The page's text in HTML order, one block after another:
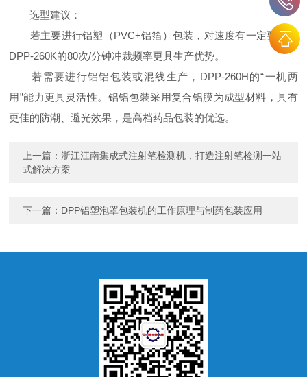
选型建议：
若主要进行铝塑（PVC+铝箔）包装，对速度有一定要求，
DPP-260K的80次/分钟冲裁频率更具生产优势。
若需要进行铝铝包装或混线生产，DPP-260H的“一机两
用”能力更具灵活性。铝铝包装采用复合铝膜为成型材料，具有
更佳的防潮、避光效果，是高档药品包装的优选。
上一篇：浙江江南集成式注射笔检测机，打造注射笔检测一站
式解决方案
下一篇： DPP铝塑泡罩包装机的工作原理与制药包装应用